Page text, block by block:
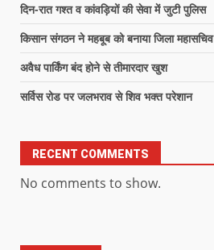
दिन-रात गश्त व कांवड़ियों की सेवा में जुटी पुलिस
किसान संगठन ने महबूब को बनाया जिला महासचिव
अवैध पार्किंग बंद होने से तीमारदार खुश
सर्विस रोड पर जलभराव से शिव भक्त परेशान
RECENT COMMENTS
No comments to show.